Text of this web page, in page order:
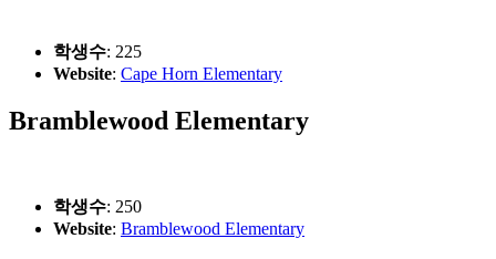
학생수: 225
Website: Cape Horn Elementary
Bramblewood Elementary
학생수: 250
Website: Bramblewood Elementary